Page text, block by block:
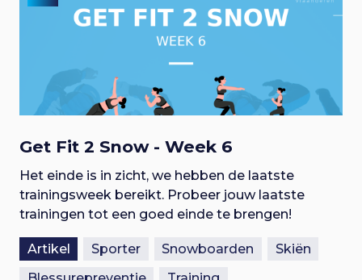
Get Fit 2 Snow - Week 6
Het einde is in zicht, we hebben de laatste
trainingsweek bereikt. Probeer jouw laatste
trainingen tot een goed einde te brengen!
Artikel Sporter Snowboarden
Skiën